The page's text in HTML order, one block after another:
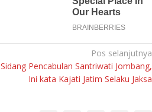
Pos selanjutnya
Sidang Pencabulan Santriwati Jombang,
Ini kata Kajati Jatim Selaku Jaksa